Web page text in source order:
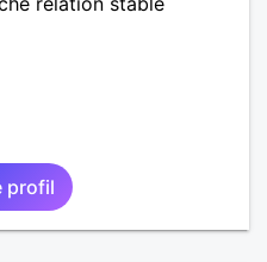
profil